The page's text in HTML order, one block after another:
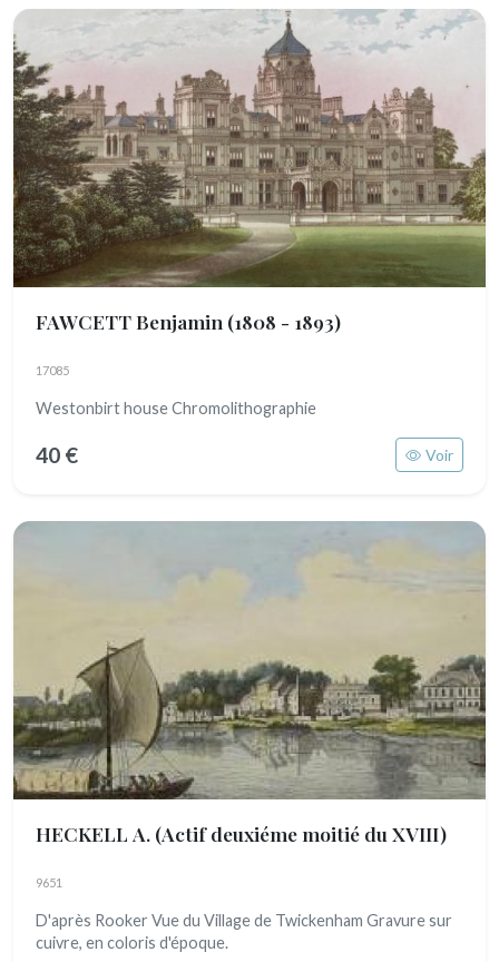
FAWCETT Benjamin (1808 - 1893)
17085
Westonbirt house Chromolithographie
40 € Voir
HECKELL A. (Actif deuxiéme moitié du XVIII)
9651
D'après Rooker Vue du Village de Twickenham Gravure sur
cuivre, en coloris d'époque.